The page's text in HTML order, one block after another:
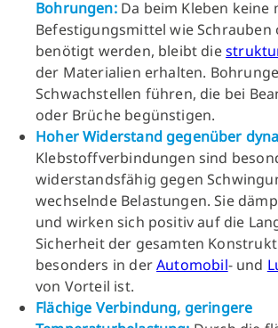
Bohrungen:Da beim Kleben keine
Befestigungsmittel wie Schrauben
benötigt werden, bleibt die
der Materialien erhalten.
Schwachstellen führen, die bei
oder Brüche begünstigen.
Hoher Widerstand gegenüber
Klebstoffverbindungen sind
widerstandsfähig gegen
wechselnde Belastungen. Sie
und wirken sich positiv auf die
Sicherheit der gesamten
besonders in derAutomobil- und
von Vorteil ist.
Flächige Verbindung, geringere